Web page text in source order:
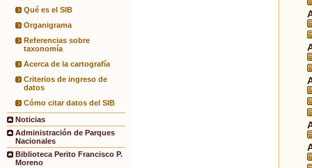
Qué es el SIB
Organigrama
Referencias sobre
taxonomía
Acerca de la cartografía
Criterios de ingreso de
datos
Cómo citar datos del SIB
Noticias
Administración de Parques
Nacionales
Biblioteca Perito Francisco P.
Moreno